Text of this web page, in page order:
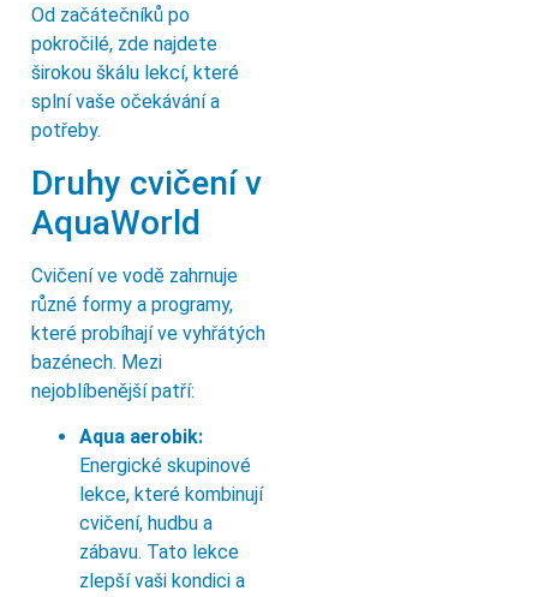
Od začátečníků po
pokročilé, zde najdete
širokou škálu lekcí, které
splní vaše očekávání a
potřeby.
Druhy cvičení v
AquaWorld
Cvičení ve vodě zahrnuje
různé formy a programy,
které probíhají ve vyhřátých
bazénech. Mezi
nejoblíbenější patří:
Aqua aerobik:
Energické skupinové
lekce, které kombinují
cvičení, hudbu a
zábavu. Tato lekce
zlepší vaši kondici a